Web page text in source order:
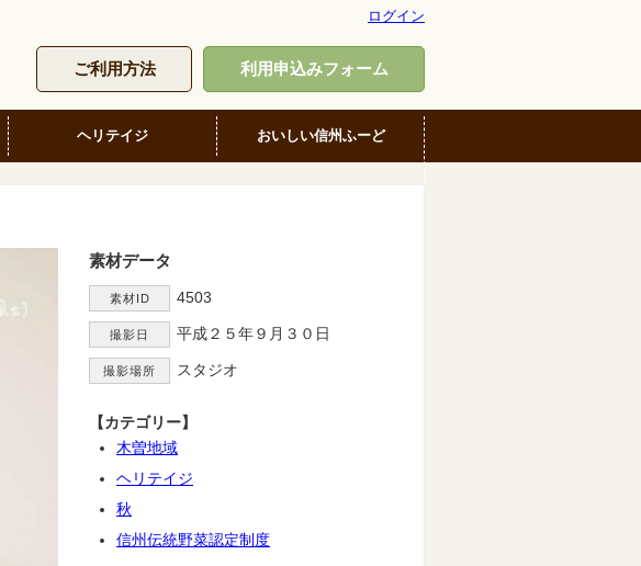
ログイン
ご利用方法 利用申込みフォーム
ヘリテイジ おいしい信州ふーど
素材データ
素材ID 4503
撮影日 平成２５年９月３０日
撮影場所 スタジオ
【カテゴリー】
木曽地域
ヘリテイジ
秋
信州伝統野菜認定制度